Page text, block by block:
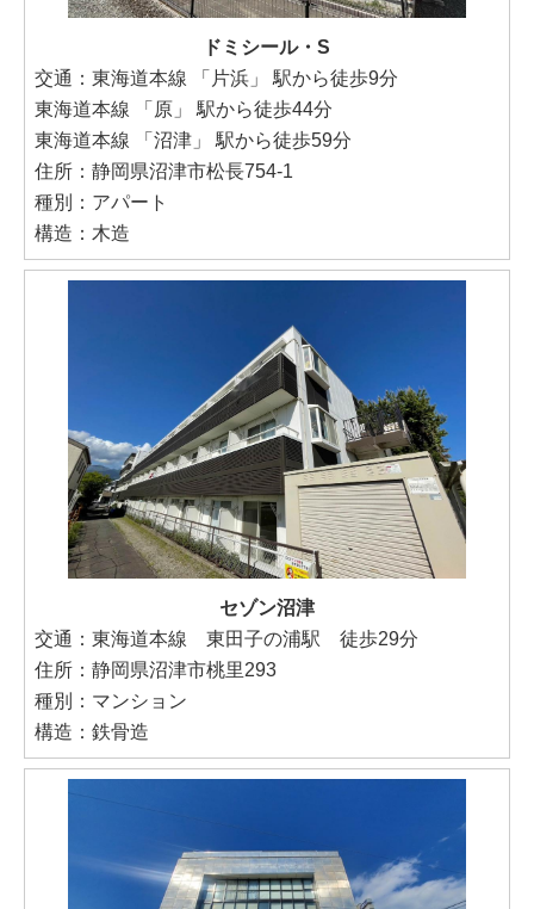
ドミシール・S
交通：東海道本線 「片浜」 駅から徒歩9分
東海道本線 「原」 駅から徒歩44分
東海道本線 「沼津」 駅から徒歩59分
住所：静岡県沼津市松長754-1
種別：アパート
構造：木造
セゾン沼津
交通：東海道本線 東田子の浦駅 徒歩29分
住所：静岡県沼津市桃里293
種別：マンション
構造：鉄骨造